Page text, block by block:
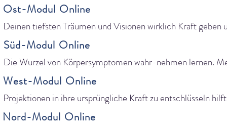
Ost-Modul Online
Deinen tiefsten Träumen und Visionen wirklich Kraft geben
leben. Menschen darin zu begleiten, selber voll zu erblühen,
Glück.
Süd-Modul Online
Die Wurzel von Körpersymptomen wahr-nehmen lernen.
darin coachen, ihre liebevoll anzunehmen und die Botschaft
ent-decken, ist Grundlage für Heilung.
Entscheidungen Seelenzentriert fällen, macht das Komplexe
einfach. Du lernst effiziente Werkzeuge, wie du Menschen
wichtigen Entscheidungen coachen kannst.
West-Modul Online
Projektionen in ihre ursprüngliche Kraft zu entschlüsseln
diese ein für alle Mal loszulassen. Du lernst die Schritte um
Dir und KlientInnen anzuwenden.
Nord-Modul Online